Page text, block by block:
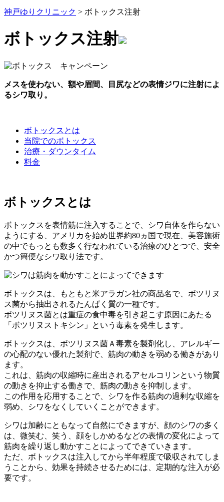
神戸ゆりクリニック > ボトックス注射
ボトックス注射
メスを使わない、額や眉間、目尻などの表情ジワに注射によ
るシワ取り。
ボトックスとは
当院でのボトックス
治療・ダウンタイム
料金
ボトックスとは
ボトックスを表情筋に注入することで、シワ自体を作らない
ようにする、アメリカを始め世界約80ヵ国で現在、美容施術
の中でもっとも数多く行なわれている治療のひとつで、安全
かつ簡便なシワ取り法です。
ボトックスは、もともと米アラガン社の商品名で、ボツリヌ
ス菌から抽出されるたんぱく質の一種です。
ボツリヌス菌とは重症の食中毒を引き起こす原因にあたる
「ボツリヌストキシン」という毒素を発生します。
ボトックスは、ボツリヌス菌Ａ毒素を製剤化し、アレルギー
の心配のない優れた製剤で、筋肉の動きを弱める働きがあり
ます。
これは、筋肉の収縮時に産出されるアセルコリンという物質
の動きを抑止する働きで、筋肉の動きを抑制します。
この作用を応用することで、シワを作る筋肉の過剰な収縮を
弱め、シワをなくしていくことができます。
シワは加齢にともなって自然にできますが、顔のシワの多く
は、微笑む、笑う、顔をしかめるなどの表情の変化によって
筋肉を繰り返し動かすことによってできていきます。
ただ、ボトックスは注入してから半年程度で吸収されてしま
うことから、効果を持続させるためには、定期的な注入が必
要です。